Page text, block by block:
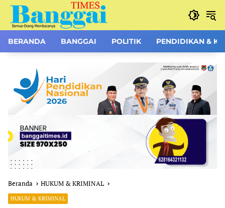
Langsung
konten
BERANDA BANGGAI POLITIK PENDIDIKAN &
Beranda HUKUM & KRIMINAL
HUKUM & KRIMINAL